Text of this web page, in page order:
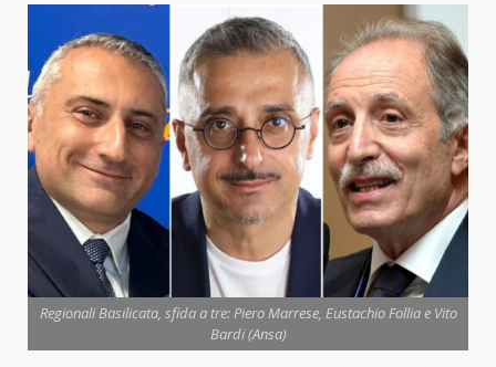
Regionali Basilicata, sfida a tre: Piero Marrese, Eustachio Follia e Vito
Bardi (Ansa)